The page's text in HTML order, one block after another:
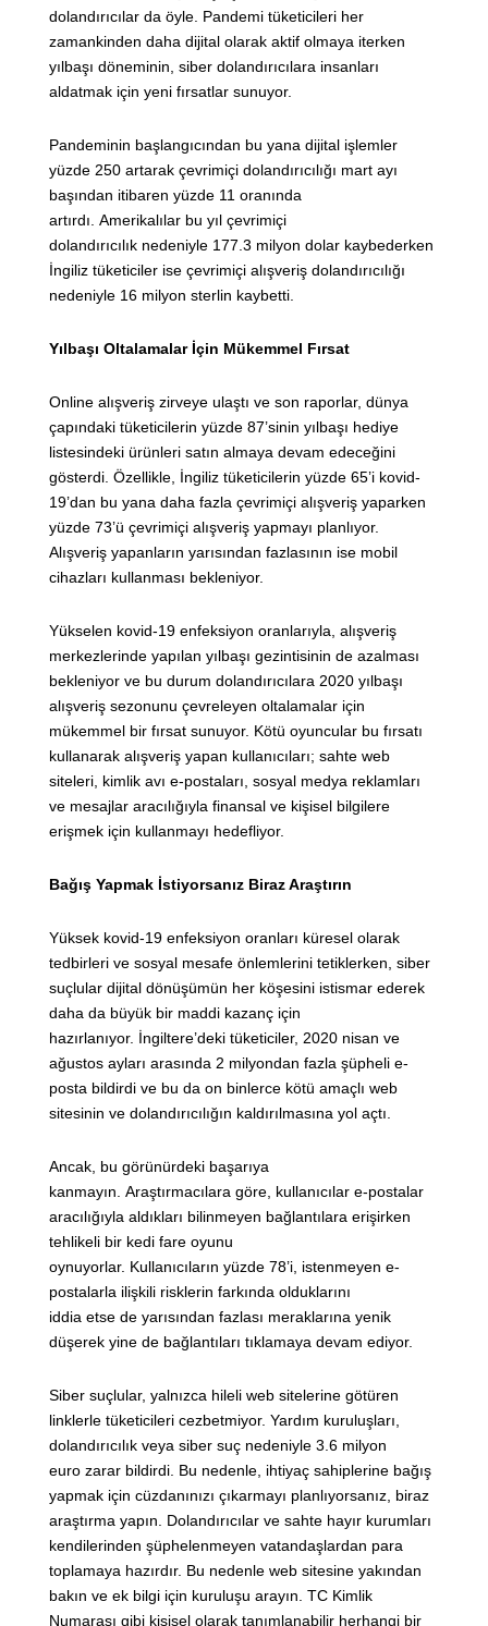
dolandırıcılar da öyle. Pandemi tüketicileri her
zamankinden daha dijital olarak aktif olmaya iterken
yılbaşı döneminin, siber dolandırıcılara insanları
aldatmak için yeni fırsatlar sunuyor.
Pandeminin başlangıcından bu yana dijital işlemler
yüzde 250 artarak çevrimiçi dolandırıcılığı mart ayı
başından itibaren yüzde 11 oranında
artırdı. Amerikalılar bu yıl çevrimiçi
dolandırıcılık nedeniyle 177.3 milyon dolar kaybederken
İngiliz tüketiciler ise çevrimiçi alışveriş dolandırıcılığı
nedeniyle 16 milyon sterlin kaybetti.
Yılbaşı Oltalamalar İçin Mükemmel Fırsat
Online alışveriş zirveye ulaştı ve son raporlar, dünya
çapındaki tüketicilerin yüzde 87’sinin yılbaşı hediye
listesindeki ürünleri satın almaya devam edeceğini
gösterdi. Özellikle, İngiliz tüketicilerin yüzde 65’i kovid-
19’dan bu yana daha fazla çevrimiçi alışveriş yaparken
yüzde 73’ü çevrimiçi alışveriş yapmayı planlıyor.
Alışveriş yapanların yarısından fazlasının ise mobil
cihazları kullanması bekleniyor.
Yükselen kovid-19 enfeksiyon oranlarıyla, alışveriş
merkezlerinde yapılan yılbaşı gezintisinin de azalması
bekleniyor ve bu durum dolandırıcılara 2020 yılbaşı
alışveriş sezonunu çevreleyen oltalamalar için
mükemmel bir fırsat sunuyor. Kötü oyuncular bu fırsatı
kullanarak alışveriş yapan kullanıcıları; sahte web
siteleri, kimlik avı e-postaları, sosyal medya reklamları
ve mesajlar aracılığıyla finansal ve kişisel bilgilere
erişmek için kullanmayı hedefliyor.
Bağış Yapmak İstiyorsanız Biraz Araştırın
Yüksek kovid-19 enfeksiyon oranları küresel olarak
tedbirleri ve sosyal mesafe önlemlerini tetiklerken, siber
suçlular dijital dönüşümün her köşesini istismar ederek
daha da büyük bir maddi kazanç için
hazırlanıyor. İngiltere’deki tüketiciler, 2020 nisan ve
ağustos ayları arasında 2 milyondan fazla şüpheli e-
posta bildirdi ve bu da on binlerce kötü amaçlı web
sitesinin ve dolandırıcılığın kaldırılmasına yol açtı.
Ancak, bu görünürdeki başarıya
kanmayın. Araştırmacılara göre, kullanıcılar e-postalar
aracılığıyla aldıkları bilinmeyen bağlantılara erişirken
tehlikeli bir kedi fare oyunu
oynuyorlar. Kullanıcıların yüzde 78’i, istenmeyen e-
postalarla ilişkili risklerin farkında olduklarını
iddia etse de yarısından fazlası meraklarına yenik
düşerek yine de bağlantıları tıklamaya devam ediyor.
Siber suçlular, yalnızca hileli web sitelerine götüren
linklerle tüketicileri cezbetmiyor. Yardım kuruluşları,
dolandırıcılık veya siber suç nedeniyle 3.6 milyon
euro zarar bildirdi. Bu nedenle, ihtiyaç sahiplerine bağış
yapmak için cüzdanınızı çıkarmayı planlıyorsanız, biraz
araştırma yapın. Dolandırıcılar ve sahte hayır kurumları
kendilerinden şüphelenmeyen vatandaşlardan para
toplamaya hazırdır. Bu nedenle web sitesine yakından
bakın ve ek bilgi için kuruluşu arayın. TC Kimlik
Numarası gibi kişisel olarak tanımlanabilir herhangi bir